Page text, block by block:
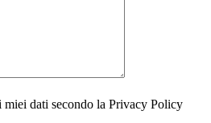
miei dati secondo la Privacy Policy